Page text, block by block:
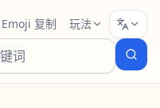
Emoji 复制 玩法